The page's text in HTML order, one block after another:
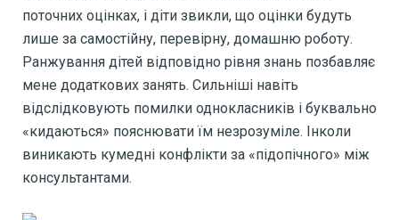
поточних оцінках, і діти звикли, що оцінки будуть
лише за самостійну, перевірну, домашню роботу.
Ранжування дітей відповідно рівня знань позбавляє
мене додаткових занять. Сильніші навіть
відслідковують помилки однокласників і буквально
«кидаються» пояснювати їм незрозуміле. Інколи
виникають кумедні конфлікти за «підопічного» між
консультантами.